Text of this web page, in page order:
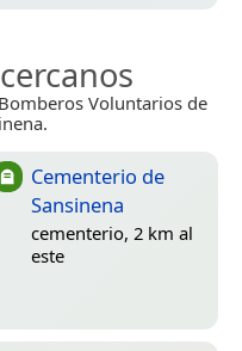
Voluntarios de
Cementerio de
Sansinena
cementerio, 2 km al
este